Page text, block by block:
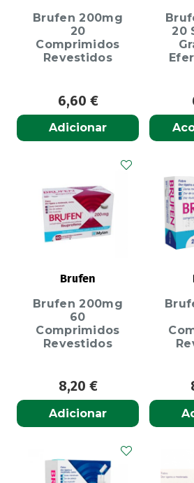
Brufen 200mg
20
Comprimidos
Revestidos
6,60 €
Adicionar
20
Brufen
Brufen 200mg
60
Comprimidos
Revestidos
8,20 €
Adicionar